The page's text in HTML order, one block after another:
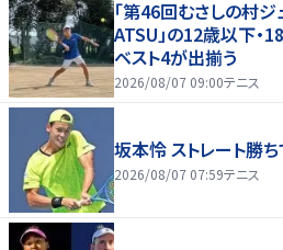
「第46回むさしの村
ATSU」の12歳以下・
ベスト4が出揃う
2026/08/07 09:00テニス
坂本怜 ストレート勝
2026/08/07 07:59テニス